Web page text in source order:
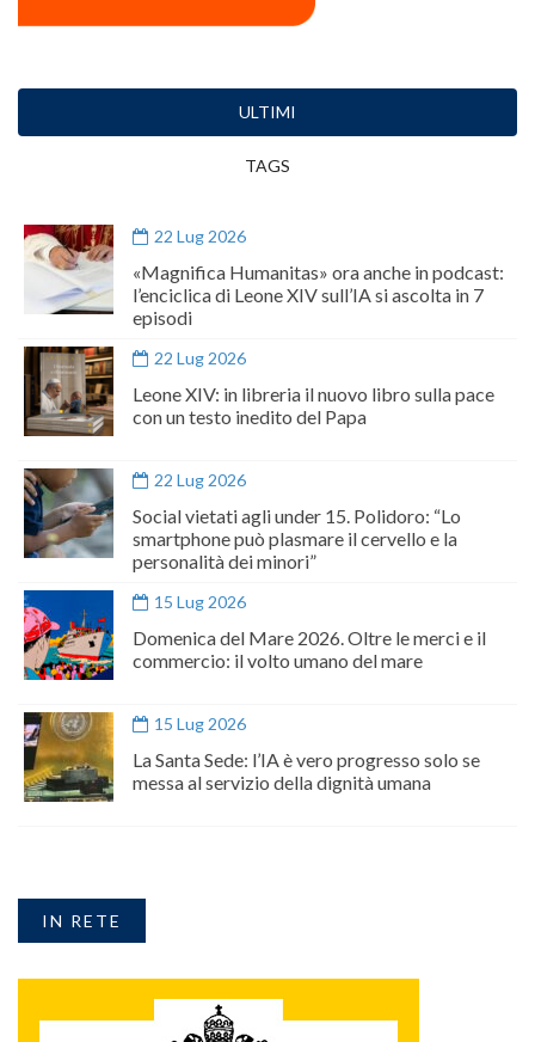
ULTIMI
TAGS
22 Lug 2026
«Magnifica Humanitas» ora anche in podcast:
l’enciclica di Leone XIV sull’IA si ascolta in 7
episodi
22 Lug 2026
Leone XIV: in libreria il nuovo libro sulla pace
con un testo inedito del Papa
22 Lug 2026
Social vietati agli under 15. Polidoro: “Lo
smartphone può plasmare il cervello e la
personalità dei minori”
15 Lug 2026
Domenica del Mare 2026. Oltre le merci e il
commercio: il volto umano del mare
15 Lug 2026
La Santa Sede: l’IA è vero progresso solo se
messa al servizio della dignità umana
IN RETE